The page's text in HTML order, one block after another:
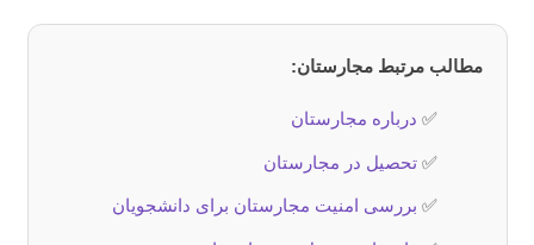
مطالب مرتبط مجارستان:
✅ درباره مجارستان
✅ تحصیل در مجارستان
✅ بررسی امنیت مجارستان برای دانشجویان